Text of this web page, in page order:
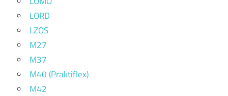
LORD
LZOS
M27
M37
M40 (Praktiflex)
M42